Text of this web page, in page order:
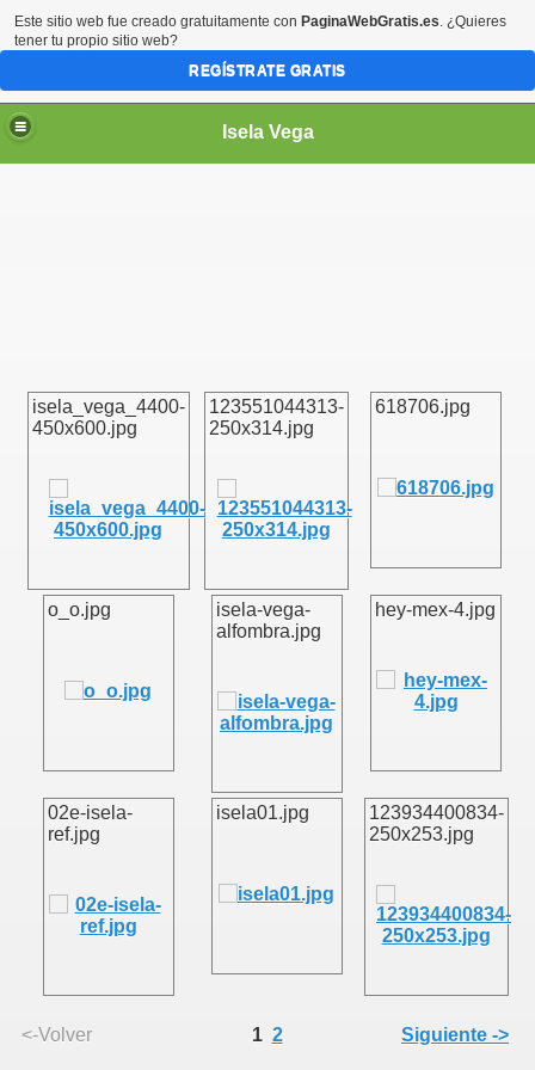
Isela Vega
isela_vega_4400-
450x600.jpg
123551044313-
250x314.jpg
618706.jpg
o_o.jpg
isela-vega-
alfombra.jpg
hey-mex-4.jpg
02e-isela-
ref.jpg
isela01.jpg
123934400834-
250x253.jpg
<-Volver 1 2 Siguiente ->
Este sitio web fue creado gratuitamente con PaginaWebGratis.es. ¿Quieres
tener tu propio sitio web?
REGÍSTRATE GRATIS